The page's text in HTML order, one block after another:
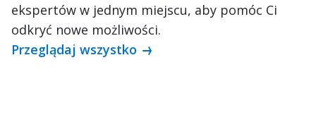
ekspertów w jednym miejscu, aby pomóc Ci
odkryć nowe możliwości.
Przeglądaj wszystko